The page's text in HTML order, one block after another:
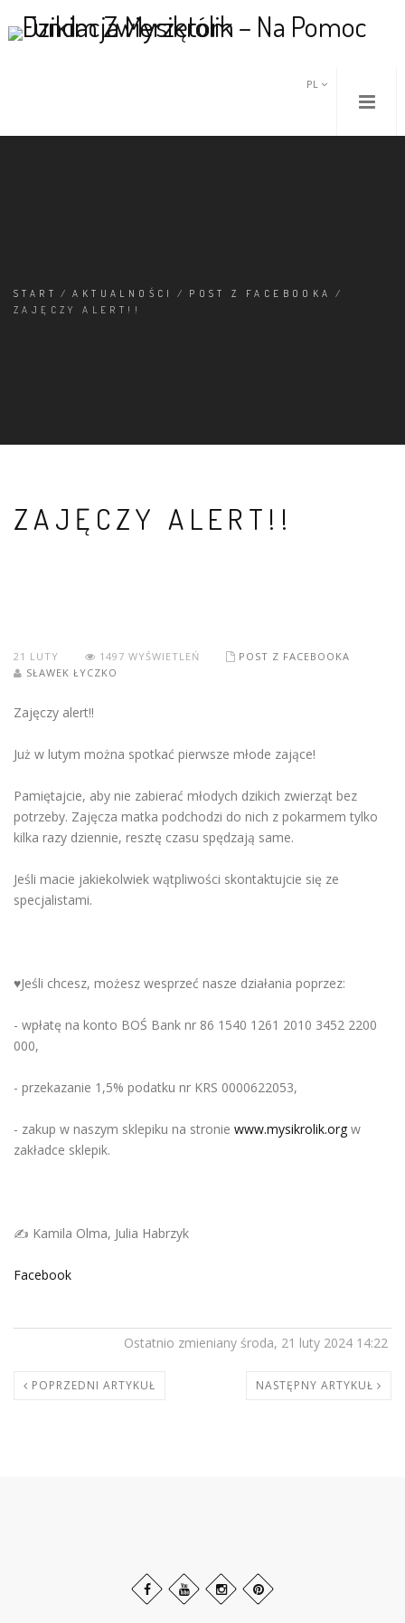
PL
START / AKTUALNOŚCI / POST Z FACEBOOKA
/
ZAJĘCZY ALERT!!
ZAJĘCZY ALERT!!
21 LUTY 1497 WYŚWIETLEŃ
POST Z FACEBOOKA
SŁAWEK ŁYCZKO
Zajęczy alert‼️
Już w lutym można spotkać pierwsze młode zające!
Pamiętajcie, aby nie zabierać młodych dzikich zwierząt bez
potrzeby. Zajęcza matka podchodzi do nich z pokarmem tylko
kilka razy dziennie, resztę czasu spędzają same.
Jeśli macie jakiekolwiek wątpliwości skontaktujcie się ze
specjalistami.
♥️Jeśli chcesz, możesz wesprzeć nasze działania poprzez:
- wpłatę na konto BOŚ Bank nr 86 1540 1261 2010 3452 2200
000,
- przekazanie 1,5% podatku nr KRS 0000622053,
- zakup w naszym sklepiku na stronie www.mysikrolik.org w
zakładce sklepik.
✍️ Kamila Olma, Julia Habrzyk
Facebook
Ostatnio zmieniany środa, 21 luty 2024 14:22
POPRZEDNI ARTYKUŁ NASTĘPNY ARTYKUŁ